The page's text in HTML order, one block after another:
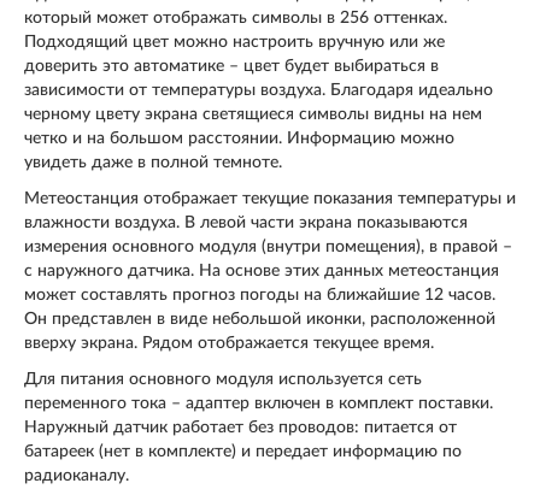
который может отображать символы в 256 оттенках.
Подходящий цвет можно настроить вручную или же
доверить это автоматике – цвет будет выбираться в
зависимости от температуры воздуха. Благодаря идеально
черному цвету экрана светящиеся символы видны на нем
четко и на большом расстоянии. Информацию можно
увидеть даже в полной темноте.
Метеостанция отображает текущие показания температуры и
влажности воздуха. В левой части экрана показываются
измерения основного модуля (внутри помещения), в правой –
с наружного датчика. На основе этих данных метеостанция
может составлять прогноз погоды на ближайшие 12 часов.
Он представлен в виде небольшой иконки, расположенной
вверху экрана. Рядом отображается текущее время.
Для питания основного модуля используется сеть
переменного тока – адаптер включен в комплект поставки.
Наружный датчик работает без проводов: питается от
батареек (нет в комплекте) и передает информацию по
радиоканалу.